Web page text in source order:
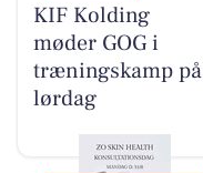
KIF Kolding
møder GOG i
træningskamp på
lørdag